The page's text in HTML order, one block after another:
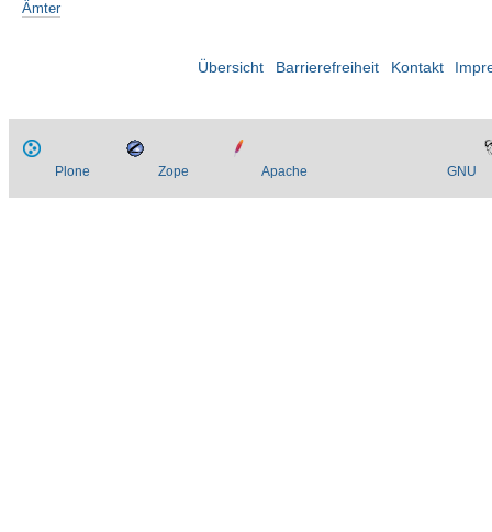
Ämter
Übersicht Barrierefreiheit Kontakt
Plone Zope Apache GNU